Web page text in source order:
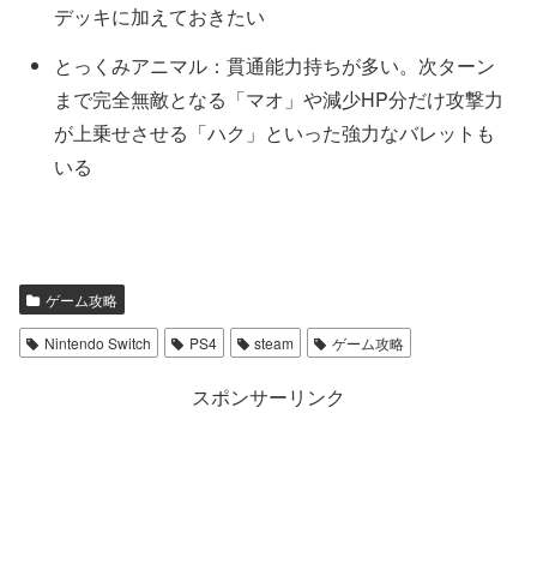
デッキに加えておきたい
とっくみアニマル：貫通能力持ちが多い。次ターン
まで完全無敵となる「マオ」や減少HP分だけ攻撃力
が上乗せさせる「ハク」といった強力なバレットも
いる
ゲーム攻略
Nintendo Switch PS4 steam ゲーム攻略
スポンサーリンク